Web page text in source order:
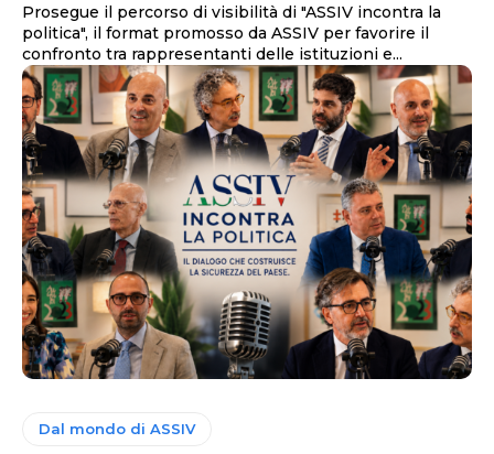
Prosegue il percorso di visibilità di "ASSIV incontra la
politica", il format promosso da ASSIV per favorire il
confronto tra rappresentanti delle istituzioni e...
Dal mondo di ASSIV